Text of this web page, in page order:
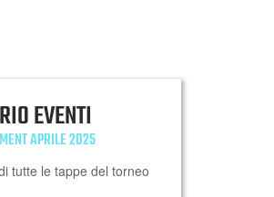
EVENTI
APRILE 2025
tutte le tappe del torneo